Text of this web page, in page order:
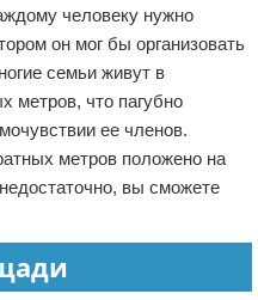
человеку нужно
он мог бы организовать
семьи живут в
метров, что пагубно
ее членов.
метров положено на
вы сможете